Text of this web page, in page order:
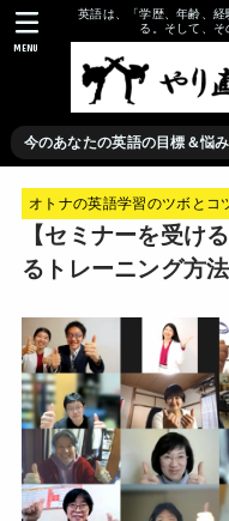
英語は、「学歴、年齢、
る。そして、そ
今のあなたの英語の目標＆悩
MENU
オトナの英語学習のツボとコ
【セミナーを受け
るトレーニング方法